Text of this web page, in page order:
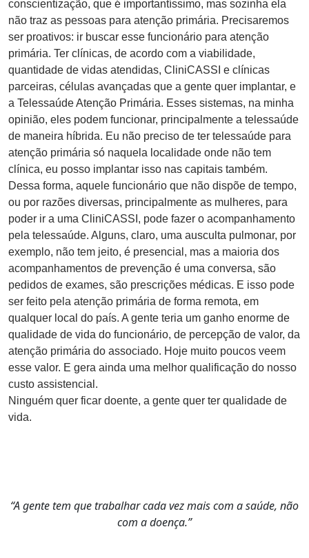
conscientização, que é importantíssimo, mas sozinha ela
não traz as pessoas para atenção primária. Precisaremos
ser proativos: ir buscar esse funcionário para atenção
primária. Ter clínicas, de acordo com a viabilidade,
quantidade de vidas atendidas, CliniCASSI e clínicas
parceiras, células avançadas que a gente quer implantar, e
a Telessaúde Atenção Primária. Esses sistemas, na minha
opinião, eles podem funcionar, principalmente a telessaúde
de maneira híbrida. Eu não preciso de ter telessaúde para
atenção primária só naquela localidade onde não tem
clínica, eu posso implantar isso nas capitais também.
Dessa forma, aquele funcionário que não dispõe de tempo,
ou por razões diversas, principalmente as mulheres, para
poder ir a uma CliniCASSI, pode fazer o acompanhamento
pela telessaúde. Alguns, claro, uma ausculta pulmonar, por
exemplo, não tem jeito, é presencial, mas a maioria dos
acompanhamentos de prevenção é uma conversa, são
pedidos de exames, são prescrições médicas. E isso pode
ser feito pela atenção primária de forma remota, em
qualquer local do país. A gente teria um ganho enorme de
qualidade de vida do funcionário, de percepção de valor, da
atenção primária do associado. Hoje muito poucos veem
esse valor. E gera ainda uma melhor qualificação do nosso
custo assistencial.
Ninguém quer ficar doente, a gente quer ter qualidade de
vida.
“A gente tem que trabalhar cada vez mais com a saúde, não
com a doença.”